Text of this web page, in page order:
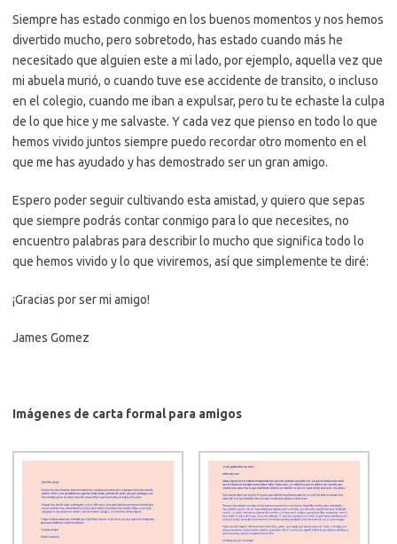
Siempre has estado conmigo en los buenos momentos y nos hemos
divertido mucho, pero sobretodo, has estado cuando más he
necesitado que alguien este a mi lado, por ejemplo, aquella vez que
mi abuela murió, o cuando tuve ese accidente de transito, o incluso
en el colegio, cuando me iban a expulsar, pero tu te echaste la culpa
de lo que hice y me salvaste. Y cada vez que pienso en todo lo que
hemos vivido juntos siempre puedo recordar otro momento en el
que me has ayudado y has demostrado ser un gran amigo.
Espero poder seguir cultivando esta amistad, y quiero que sepas
que siempre podrás contar conmigo para lo que necesites, no
encuentro palabras para describir lo mucho que significa todo lo
que hemos vivido y lo que viviremos, así que simplemente te diré:
¡Gracias por ser mi amigo!
James Gomez
Imágenes de carta formal para amigos